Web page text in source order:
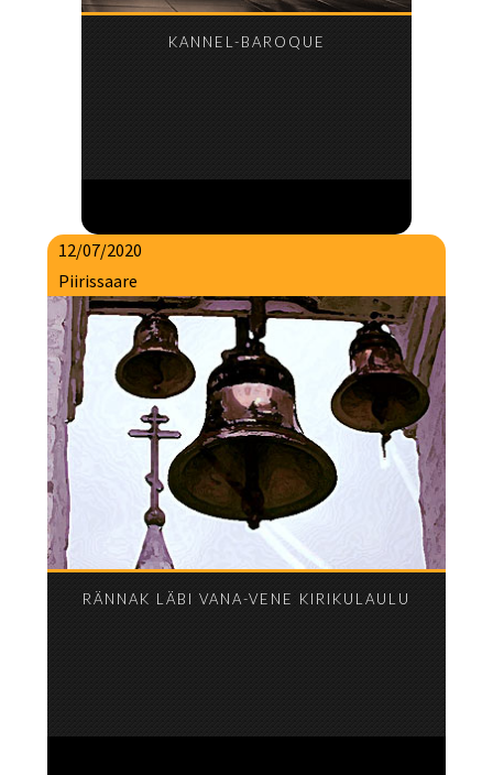
KANNEL-BAROQUE
12/07/2020
Piirissaare
RÄNNAK LÄBI VANA-VENE KIRIKULAULU